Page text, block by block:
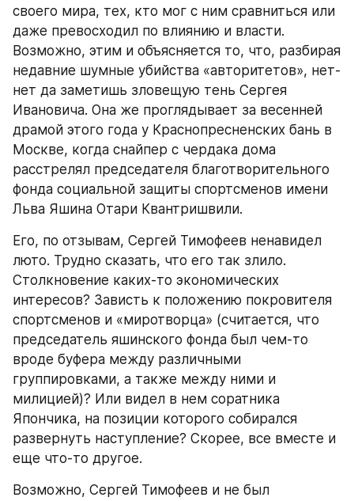
своего мира, тех, кто мог с ним сравниться или
даже превосходил по влиянию и власти.
Возможно, этим и объясняется то, что, разбирая
недавние шумные убийства «авторитетов», нет-
нет да заметишь зловещую тень Сергея
Ивановича. Она же проглядывает за весенней
драмой этого года у Краснопресненских бань в
Москве, когда снайпер с чердака дома
расстрелял председателя благотворительного
фонда социальной защиты спортсменов имени
Льва Яшина Отари Квантришвили.
Его, по отзывам, Сергей Тимофеев ненавидел
люто. Трудно сказать, что его так злило.
Столкновение каких-то экономических
интересов? Зависть к положению покровителя
спортсменов и «миротворца» (считается, что
председатель яшинского фонда был чем-то
вроде буфера между различными
группировками, а также между ними и
милицией)? Или видел в нем соратника
Япончика, на позиции которого собирался
развернуть наступление? Скорее, все вместе и
еще что-то другое.
Возможно, Сергей Тимофеев и не был